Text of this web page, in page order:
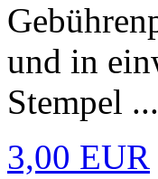
und in
Stempel ...
3,00 EUR